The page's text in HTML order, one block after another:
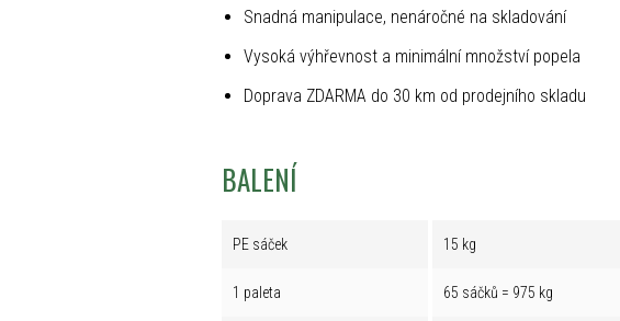
Snadná manipulace, nenáročné na skladování
Vysoká výhřevnost a minimální množství popela
Doprava ZDARMA do 30 km od prodejního skladu
BALENÍ
PE sáček 15 kg
1 paleta 65 sáčků = 975 kg